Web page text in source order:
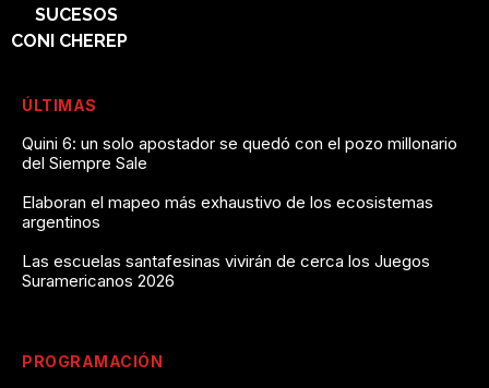
SUCESOS
CONI CHEREP
ÚLTIMAS
Quini 6: un solo apostador se quedó con el pozo millonario
del Siempre Sale
Elaboran el mapeo más exhaustivo de los ecosistemas
argentinos
Las escuelas santafesinas vivirán de cerca los Juegos
Suramericanos 2026
PROGRAMACIÓN